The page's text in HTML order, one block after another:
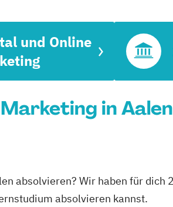
und Online
in
absolvieren? Wir haben für dich
absolvieren kannst.